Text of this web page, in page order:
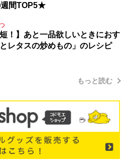
週間TOP5★
短！】あと一品欲しいときにおす
レタスの炒めもの」のレシピ
もっと読む